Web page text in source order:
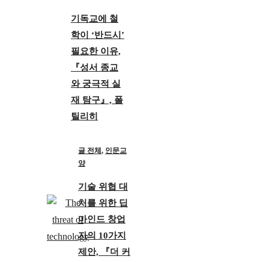
기독교에 철
학이 ‘반드시’
필요한 이유,
『성서 종교
와 궁극적 실
재 탐구』, 폴
틸리히
글 전체, 인문교
양
기술 위협 대
처를 위한 딥
마인드 창업
자의 10가지
제안, 『더 커